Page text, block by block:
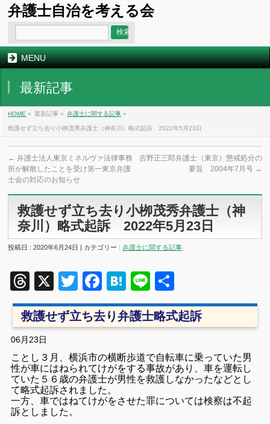
弁護士自治を考える会
MENU
最新記事
HOME » 最新記事 » 弁護士に関する記事 »
救護せず立ち去り小栁茂秀弁護士（神奈川）略式起訴 2022年5月23日
← 弁護士法人東京ミネルヴァ法律事務
所が解散したことを受け第一東京弁護
士会の対応のお知らせ
吉野正三郎弁護士（東京）懲戒処分の
要旨 2004年7月号 →
救護せず立ち去り小栁茂秀弁護士（神
奈川）略式起訴 2022年5月23日
投稿日 : 2020年6月24日 | カテゴリー :弁護士に関する記事
Threads
X TwitterFacebook
Hatena
Line
有
救護せず立ち去り弁護士略式起訴
06月23日
ことし３月、横浜市の横断歩道で自転車に乗っていた男
性が車にはねられてけがをする事故があり、車を運転し
ていた５６歳の弁護士が男性を救護しなかったなどとし
て略式起訴されました。
一方、車ではねてけがをさせた罪については検察は不起
訴としました。